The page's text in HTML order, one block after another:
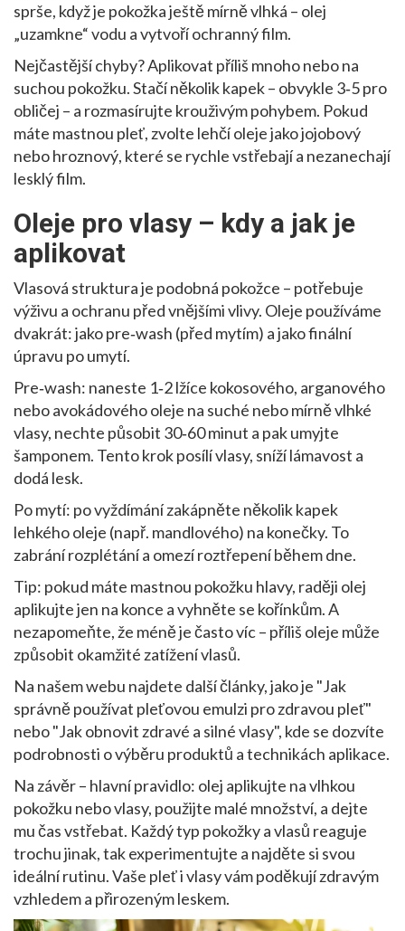
sprše, když je pokožka ještě mírně vlhká – olej
„uzamkne“ vodu a vytvoří ochranný film.
Nejčastější chyby? Aplikovat příliš mnoho nebo na
suchou pokožku. Stačí několik kapek – obvykle 3‑5 pro
obličej – a rozmasírujte krouživým pohybem. Pokud
máte mastnou pleť, zvolte lehčí oleje jako jojobový
nebo hroznový, které se rychle vstřebají a nezanechají
lesklý film.
Oleje pro vlasy – kdy a jak je
aplikovat
Vlasová struktura je podobná pokožce – potřebuje
výživu a ochranu před vnějšími vlivy. Oleje používáme
dvakrát: jako pre‑wash (před mytím) a jako finální
úpravu po umytí.
Pre‑wash: naneste 1‑2 lžíce kokosového, arganového
nebo avokádového oleje na suché nebo mírně vlhké
vlasy, nechte působit 30‑60 minut a pak umyjte
šamponem. Tento krok posílí vlasy, sníží lámavost a
dodá lesk.
Po mytí: po vyždímání zakápněte několik kapek
lehkého oleje (např. mandlového) na konečky. To
zabrání rozplétání a omezí roztřepení během dne.
Tip: pokud máte mastnou pokožku hlavy, raději olej
aplikujte jen na konce a vyhněte se kořínkům. A
nezapomeňte, že méně je často víc – příliš oleje může
způsobit okamžité zatížení vlasů.
Na našem webu najdete další články, jako je "Jak
správně používat pleťovou emulzi pro zdravou pleť"
nebo "Jak obnovit zdravé a silné vlasy", kde se dozvíte
podrobnosti o výběru produktů a technikách aplikace.
Na závěr – hlavní pravidlo: olej aplikujte na vlhkou
pokožku nebo vlasy, použijte malé množství, a dejte
mu čas vstřebat. Každý typ pokožky a vlasů reaguje
trochu jinak, tak experimentujte a najděte si svou
ideální rutinu. Vaše pleť i vlasy vám poděkují zdravým
vzhledem a přirozeným leskem.